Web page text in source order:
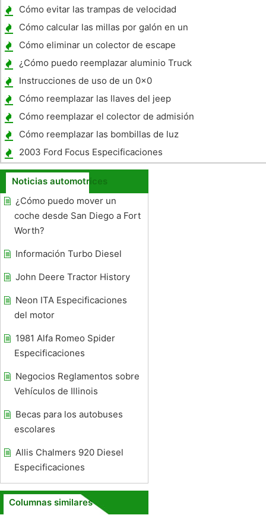
Cómo evitar las trampas de velocidad
Cómo calcular las millas por galón en un
coche
Cómo eliminar un colector de escape
Broken Bolt en un camión Ford 390
¿Cómo puedo reemplazar aluminio Truck
Topper Windows?
Instrucciones de uso de un 0x0
Bernzomatic Soplete de corte 225
Cómo reemplazar las llaves del jeep
Cómo reemplazar el colector de admisión
Junta en un Saturn
Cómo reemplazar las bombillas de luz
trasera de su coche
2003 Ford Focus Especificaciones
Noticias automotrices
¿Cómo puedo mover un
coche desde San Diego a Fort
Worth?
Información Turbo Diesel
John Deere Tractor History
Neon ITA Especificaciones
del motor
1981 Alfa Romeo Spider
Especificaciones
Negocios Reglamentos sobre
Vehículos de Illinois
Becas para los autobuses
escolares
Allis Chalmers 920 Diesel
Especificaciones
Columnas similares